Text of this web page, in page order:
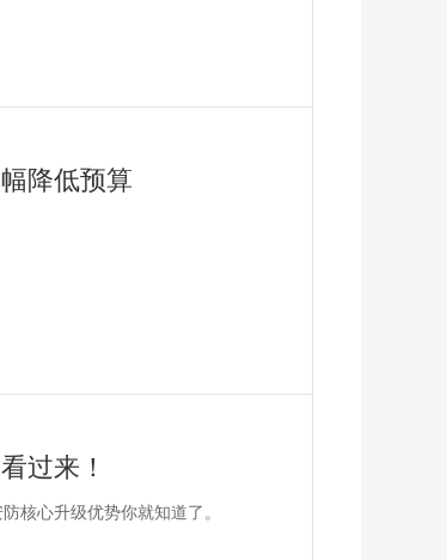
降低预算
过来！
核心升级优势你就知道了。